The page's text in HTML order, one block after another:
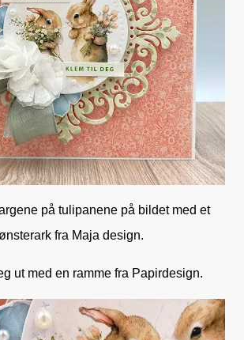
på tulipanene på bildet med et
fra Maja design.
ut med en ramme fra Papirdesign.